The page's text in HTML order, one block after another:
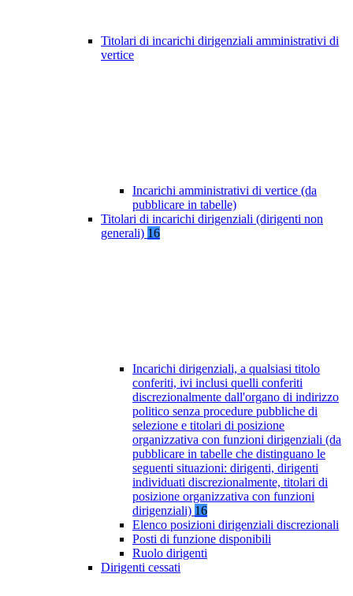
Titolari di incarichi dirigenziali amministrativi di
vertice
Incarichi amministrativi di vertice (da
pubblicare in tabelle)
Titolari di incarichi dirigenziali (dirigenti non
generali) 16
Incarichi dirigenziali, a qualsiasi titolo
conferiti, ivi inclusi quelli conferiti
discrezionalmente dall'organo di indirizzo
politico senza procedure pubbliche di
selezione e titolari di posizione
organizzativa con funzioni dirigenziali (da
pubblicare in tabelle che distinguano le
seguenti situazioni: dirigenti, dirigenti
individuati discrezionalmente, titolari di
posizione organizzativa con funzioni
dirigenziali) 16
Elenco posizioni dirigenziali discrezionali
Posti di funzione disponibili
Ruolo dirigenti
Dirigenti cessati